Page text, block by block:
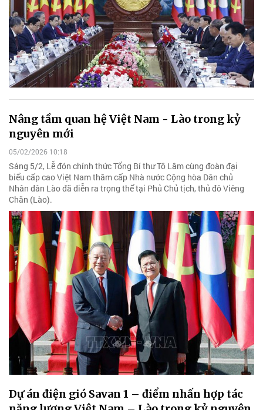
Nâng tầm quan hệ Việt Nam - Lào trong kỷ
nguyên mới
05/02/2026 10:18
Sáng 5/2, Lễ đón chính thức Tổng Bí thư Tô Lâm cùng đoàn đại
biểu cấp cao Việt Nam thăm cấp Nhà nước Cộng hòa Dân chủ
Nhân dân Lào đã diễn ra trọng thể tại Phủ Chủ tịch, thủ đô Viêng
Chăn (Lào).
Dự án điện gió Savan 1 – điểm nhấn hợp tác